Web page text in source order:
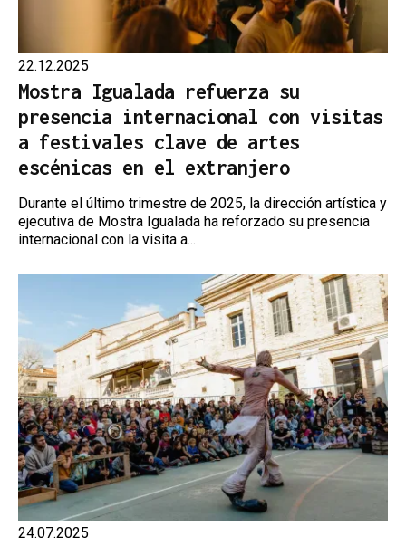
22.12.2025
Mostra Igualada refuerza su
presencia internacional con visitas
a festivales clave de artes
escénicas en el extranjero
Durante el último trimestre de 2025, la dirección artística y
ejecutiva de Mostra Igualada ha reforzado su presencia
internacional con la visita a...
24.07.2025